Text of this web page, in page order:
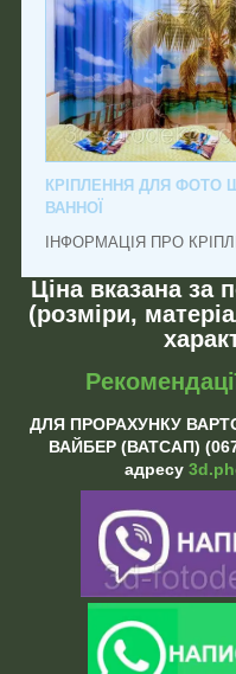
КРІПЛЕННЯ ДЛЯ ФОТО
ВАННОЇ
ІНФОРМАЦІЯ ПРО
Ціна вказана за
(розміри,
ДЛЯ ПРОРАХУНКУ
ВАЙБЕР (ВАТСАП)
адресу